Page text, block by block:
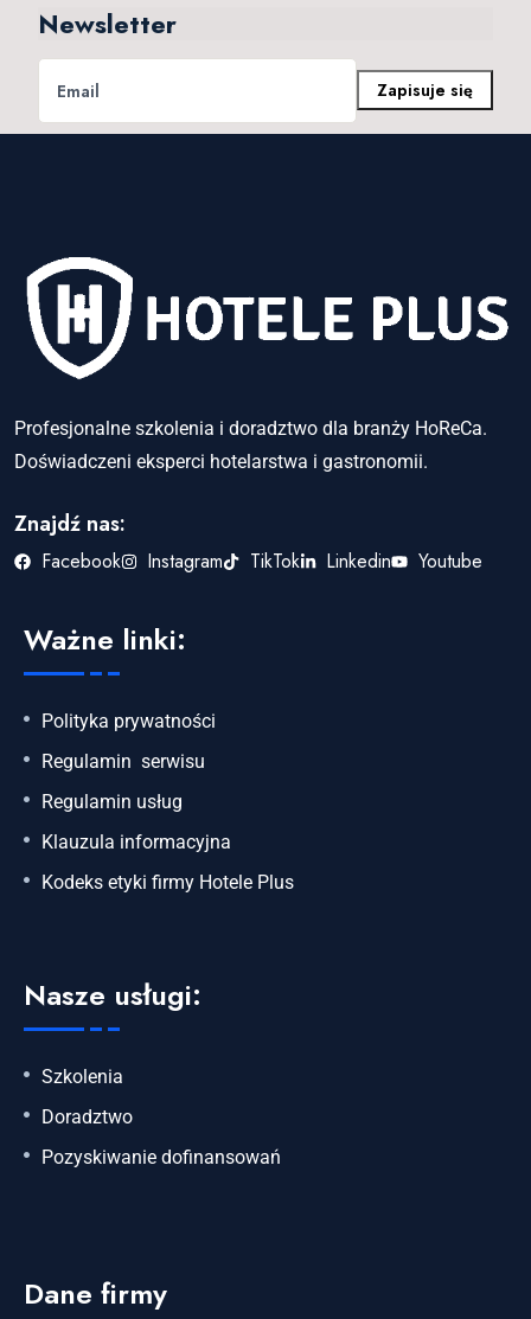
Newsletter
Zapisuje się
Profesjonalne szkolenia i doradztwo dla branży HoReCa.
Doświadczeni eksperci hotelarstwa i gastronomii.
Znajdź nas:
Facebook Instagram TikTok Linkedin Youtube
Ważne linki:
Polityka prywatności
Regulamin serwisu
Regulamin usług
Klauzula informacyjna
Kodeks etyki firmy Hotele Plus
Nasze usługi:
Szkolenia
Doradztwo
Pozyskiwanie dofinansowań
Dane firmy